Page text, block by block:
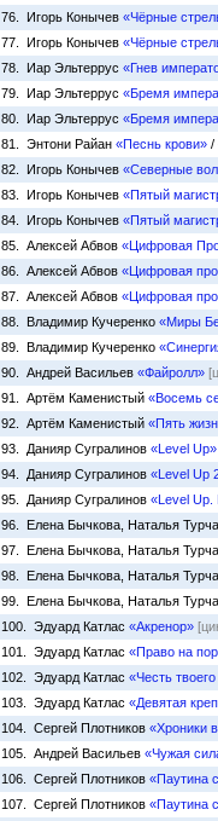
76. Игорь Конычев «Чёрные
77. Игорь Конычев «Чёрные
78. Иар Эльтеррус «Гнев
79. Иар Эльтеррус «Бремя
80. Иар Эльтеррус «Бремя
81. Энтони Райан «Песнь крови» /
82. Игорь Конычев «Северные
83. Игорь Конычев «Пятый
84. Игорь Конычев «Пятый
85. Алексей Абвов «Цифровая
86. Алексей Абвов «Цифровая
87. Алексей Абвов «Цифровая
88. Владимир Кучеренко «Миры
89. Владимир Кучеренко
90. Андрей Васильев «Файролл»
91. Артём Каменистый «Восемь
92. Артём Каменистый «Пять
93. Данияр Сугралинов «Level Up»
94. Данияр Сугралинов «Level Up
95. Данияр Сугралинов «Level
96. Елена Бычкова, Наталья
97. Елена Бычкова, Наталья
98. Елена Бычкова, Наталья
99. Елена Бычкова, Наталья
100. Эдуард Катлас «Акренор»
101. Эдуард Катлас «Право на
102. Эдуард Катлас «Честь
103. Эдуард Катлас «Девятая
104. Сергей Плотников «Хроники
105. Андрей Васильев «Чужая
106. Сергей Плотников «Паутина
107. Сергей Плотников «Паутина